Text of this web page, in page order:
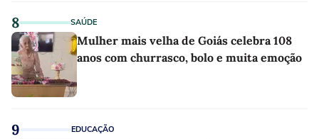
8 SAÚDE
Mulher mais velha de Goiás celebra 108
anos com churrasco, bolo e muita emoção
9 EDUCAÇÃO